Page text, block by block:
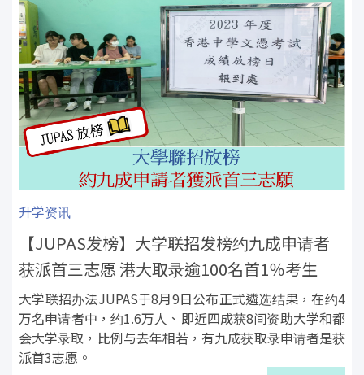
升学资讯
【JUPAS发榜】大学联招发榜约九成申请者
获派首三志愿 港大取录逾100名首1％考生
大学联招办法JUPAS于8月9日公布正式遴选结果，在约4
万名申请者中，约1.6万人、即近四成获8间资助大学和都
会大学录取，比例与去年相若，有九成获取录申请者是获
派首3志愿。